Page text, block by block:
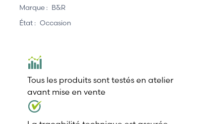
Marque : B&R
État : Occasion
Tous les produits sont testés en atelier
avant mise en vente